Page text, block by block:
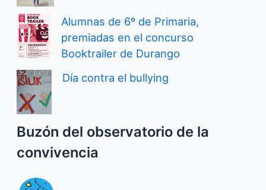
Alumnas de 6º de Primaria,
premiadas en el concurso
Booktrailer de Durango
Día contra el bullying
Buzón del observatorio de la
convivencia